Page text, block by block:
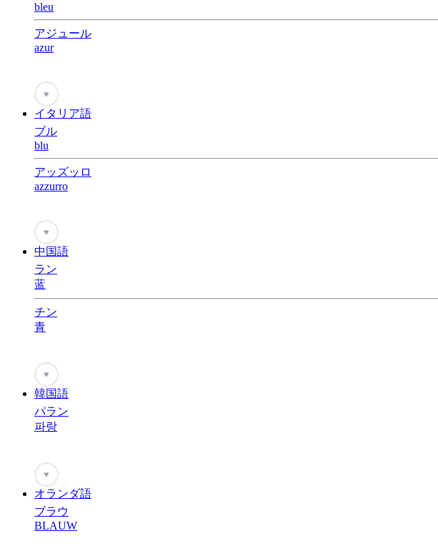
bleu
アジュール
azur
♥
イタリア語
ブル
blu
アッズッロ
azzurro
♥
中国語
ラン
蓝
チン
青
♥
韓国語
パラン
파랑
♥
オランダ語
ブラウ
BLAUW